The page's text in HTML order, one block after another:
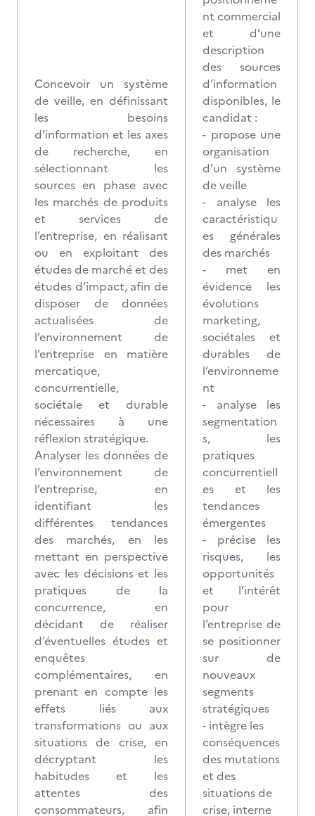
Concevoir un système
de veille, en définissant
les besoins
d’information et les axes
de recherche, en
sélectionnant les
sources en phase avec
les marchés de produits
et services de
l’entreprise, en réalisant
ou en exploitant des
études de marché et des
études d’impact, afin de
disposer de données
actualisées de
l’environnement de
l’entreprise en matière
mercatique,
concurrentielle,
sociétale et durable
nécessaires à une
réflexion stratégique.
Analyser les données de
l’environnement de
l’entreprise, en
identifiant les
différentes tendances
des marchés, en les
mettant en perspective
avec les décisions et les
pratiques de la
concurrence, en
décidant de réaliser
d’éventuelles études et
enquêtes
complémentaires, en
prenant en compte les
effets liés aux
transformations ou aux
situations de crise, en
décryptant les
habitudes et les
attentes des
consommateurs, afin
nt commercial
et d’une
description
des sources
d’information
disponibles, le
candidat :
- propose une
organisation
d’un système
de veille
- analyse les
caractéristiqu
es générales
des marchés
- met en
évidence les
évolutions
marketing,
sociétales et
durables de
l’environneme
nt
- analyse les
segmentation
s, les
pratiques
concurrentiell
es et les
tendances
émergentes
- précise les
risques, les
opportunités
et l’intérêt
pour
l’entreprise de
se positionner
sur de
nouveaux
segments
stratégiques
- intègre les
conséquences
des mutations
et des
situations de
crise, interne